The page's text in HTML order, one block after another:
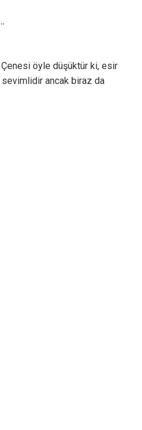
öyle düşüktür ki, esir
sevimlidir ancak biraz da